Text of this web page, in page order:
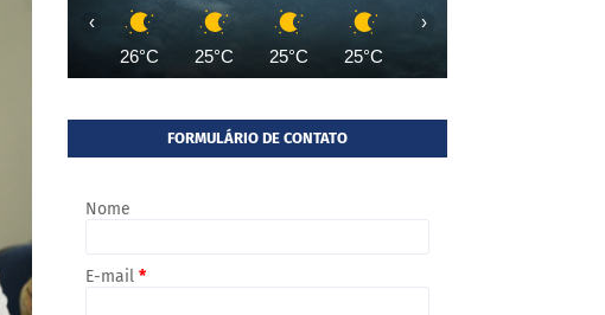
26°C 25°C 25°C 25°C
‹ ›
FORMULÁRIO DE CONTATO
Nome
E-mail *